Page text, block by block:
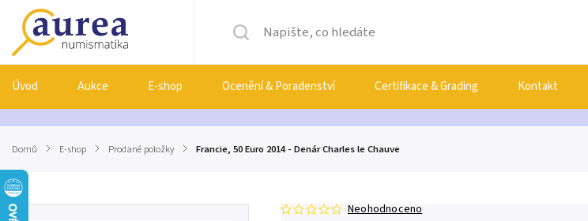
Úvod Aukce E-shop Ocenění & Poradenství Certifikace & Grading Kontakt
Domů / E-shop / Prodané položky / Francie, 50 Euro 2014 - Denár Charles le Chauve
Neohodnoceno